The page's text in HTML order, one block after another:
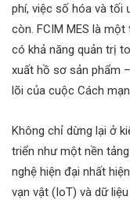
phí, việc số hóa và tối
còn. FCIM MES là một
có khả năng quản trị
xuất hồ sơ sản phẩm
lõi của cuộc Cách
Không chỉ dừng lại ở
triển như một nền
nghệ hiện đại nhất
vạn vật (IoT) và dữ